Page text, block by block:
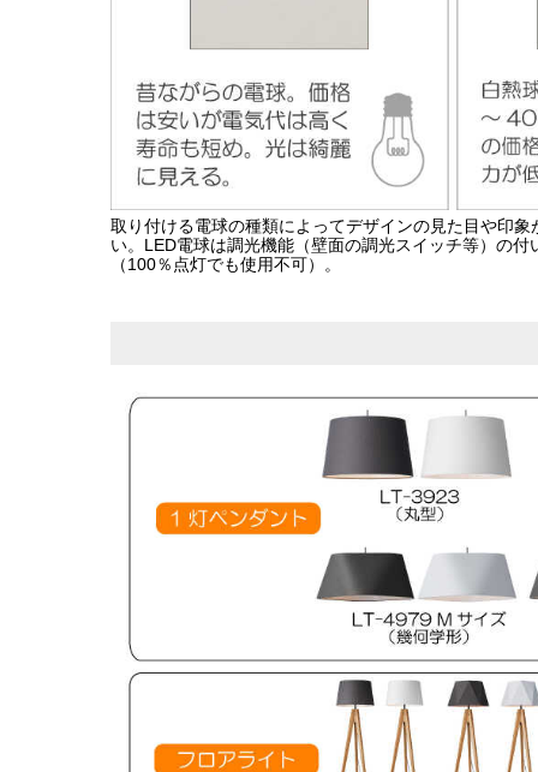
取り付ける電球の種類によってデザインの見た目や印
い。LED電球は調光機能（壁面の調光スイッチ等）の
（100％点灯でも使用不可）。